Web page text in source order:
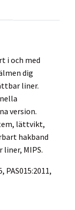
i och med
dig
liner.
version.
lättvikt,
hakband
MIPS.
PAS015:2011,